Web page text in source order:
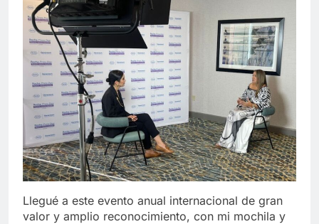
Llegué a este evento anual internacional de gran
valor y amplio reconocimiento, con mi mochila y